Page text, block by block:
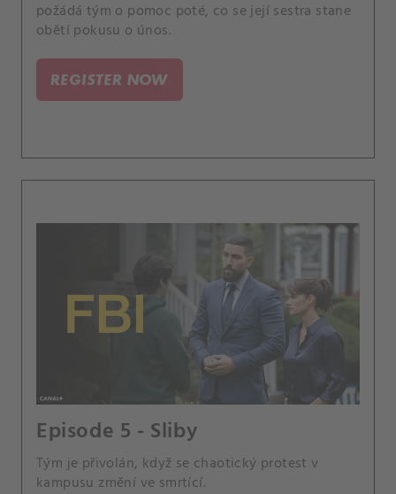
požádá tým o pomoc poté, co se její sestra stane
obětí pokusu o únos.
REGISTER NOW
Episode 5 - Sliby
Tým je přivolán, když se chaotický protest v
kampusu změní ve smrtící.